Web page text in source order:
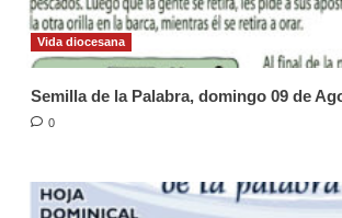
Vida diocesana
Semilla de la Palabra, domingo 09 de
0